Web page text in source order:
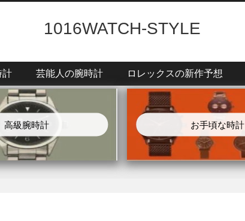
1016WATCH-STYLE
計 芸能人の腕時計 ロレックスの新作予想
高級腕時計 お手頃な時計